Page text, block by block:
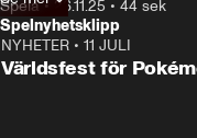
för första gången på sin
omgivning och drämde sin
armen gipsad i uppemot åtta
Spela• 26.11.25 • 44 sek
Spelnyhetsklipp
NYHETER • 11 JULI
Världsfest för